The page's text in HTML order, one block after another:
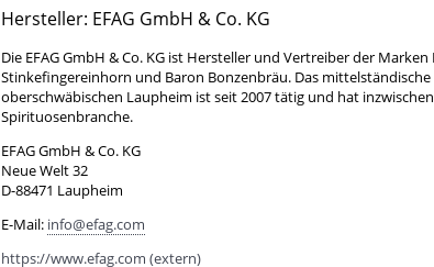
Hersteller: EFAG GmbH & Co. KG
Die EFAG GmbH & Co. KG ist Hersteller und Vertreiber der Marken
Stinkefingereinhorn und Baron Bonzenbräu. Das
oberschwäbischen Laupheim ist seit 2007 tätig und hat
Spirituosenbranche.
EFAG GmbH & Co. KG
Neue Welt 32
D-88471 Laupheim
E-Mail: info@efag.com
https://www.efag.com (extern)